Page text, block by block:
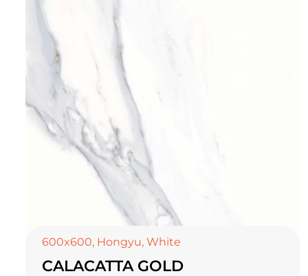
600x600, Hongyu, White
CALACATTA GOLD